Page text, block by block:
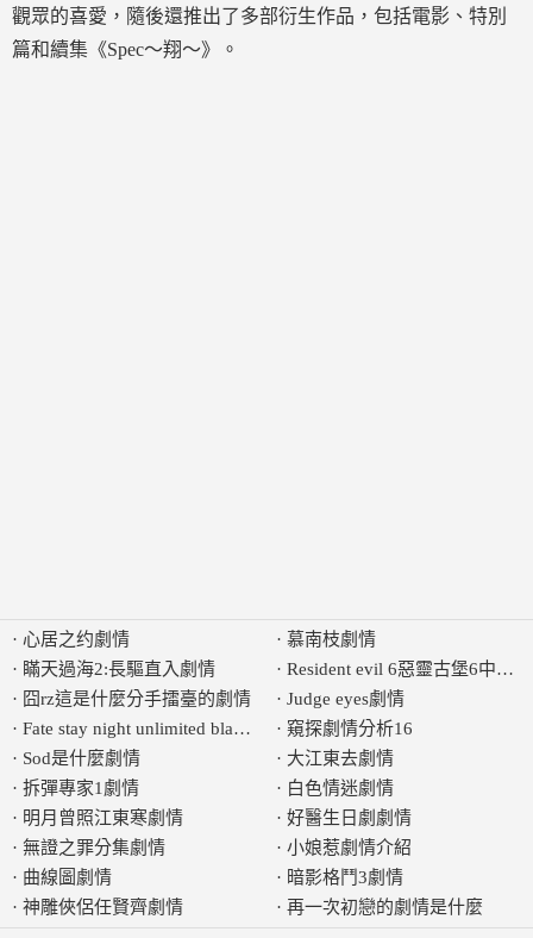
觀眾的喜愛，隨後還推出了多部衍生作品，包括電影、特別
篇和續集《Spec～翔～》。
· 心居之约劇情
· 瞞天過海2:長驅直入劇情
· 囧rz這是什麼分手擂臺的劇情
· Fate stay night unlimited blade works劇情
· Sod是什麼劇情
· 拆彈專家1劇情
· 明月曾照江東寒劇情
· 無證之罪分集劇情
· 曲線圖劇情
· 神雕俠侶任賢齊劇情
· 慕南枝劇情
· Resident evil 6惡靈古堡6中文
· Judge eyes劇情
· 窺探劇情分析16
· 大江東去劇情
· 白色情迷劇情
· 好醫生日劇劇情
· 小娘惹劇情介紹
· 暗影格鬥3劇情
· 再一次初戀的劇情是什麼